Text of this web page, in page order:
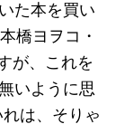
た本を買い
橋ヨヲコ・
が、これを
いように思
は、そりゃ